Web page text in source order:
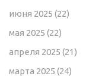
июня 2025 (22)
мая 2025 (22)
апреля 2025 (21)
марта 2025 (24)